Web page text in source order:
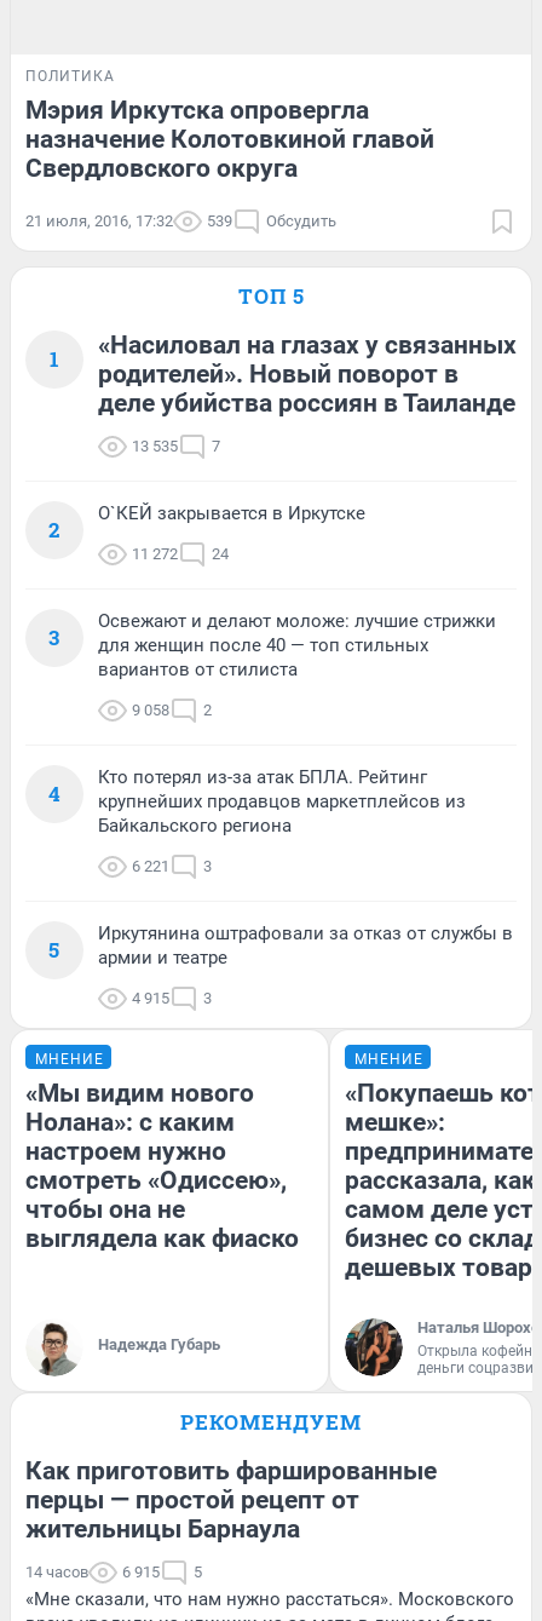
ПОЛИТИКА
Мэрия Иркутска опровергла
назначение Колотовкиной главой
Свердловского округа
21 июля, 2016, 17:32 539 Обсудить
ТОП 5
1
«Насиловал на глазах у связанных
родителей». Новый поворот в
деле убийства россиян в Таиланде
13 535 7
2
О`КЕЙ закрывается в Иркутске
11 272 24
3
Освежают и делают моложе: лучшие стрижки
для женщин после 40 — топ стильных
вариантов от стилиста
9 058 2
4
Кто потерял из-за атак БПЛА. Рейтинг
крупнейших продавцов маркетплейсов из
Байкальского региона
6 221 3
5
Иркутянина оштрафовали за отказ от службы в
армии и театре
4 915 3
МНЕНИЕ
«Мы видим нового
Нолана»: с каким
настроем нужно
смотреть «Одиссею»,
чтобы она не
выглядела как фиаско
Надежда Губарь
МНЕНИЕ
«Покупаешь
мешке»:
рассказала, как
самом деле
бизнес со
дешевых
Наталья
Открыла
деньги
РЕКОМЕНДУЕМ
Как приготовить фаршированные
перцы — простой рецепт от
жительницы Барнаула
14 часов 6 915 5
«Мне сказали, что нам нужно расстаться». Московского